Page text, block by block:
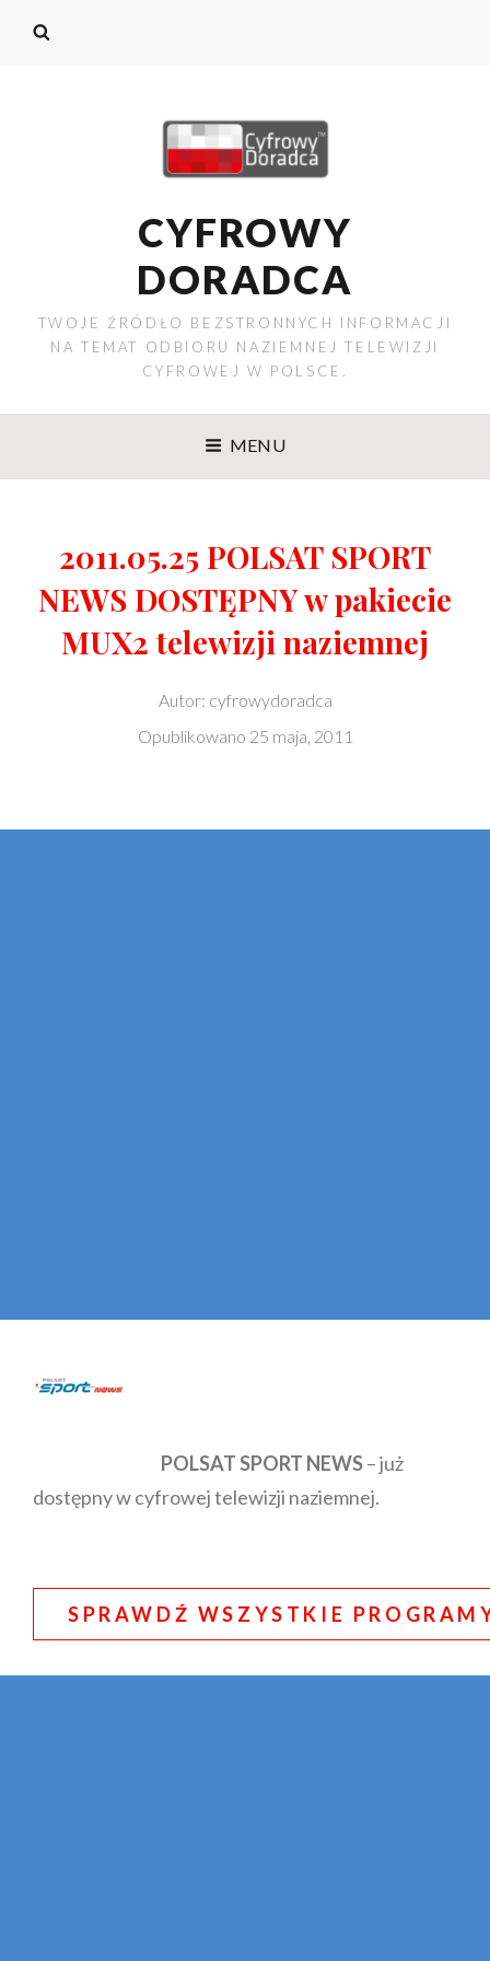
CYFROWY
DORADCA
TWOJE ŹRÓDŁO BEZSTRONNYCH INFORMACJI
NA TEMAT ODBIORU NAZIEMNEJ TELEWIZJI
CYFROWEJ W POLSCE.
MENU
2011.05.25 POLSAT SPORT
NEWS DOSTĘPNY w pakiecie
MUX2 telewizji naziemnej
Autor: cyfrowydoradca
Opublikowano 25 maja, 2011
POLSAT SPORT NEWS– już
dostępny w cyfrowej telewizji naziemnej.
SPRAWDŹ WSZYSTKIE